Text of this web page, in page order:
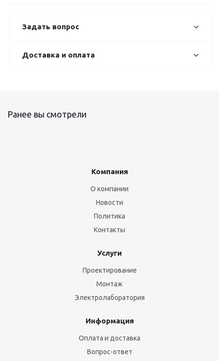
Задать вопрос
Доставка и оплата
Ранее вы смотрели
Компания
О компании
Новости
Политика
Контакты
Услуги
Проектирование
Монтаж
Электролаборатория
Информация
Оплата и доставка
Вопрос-ответ